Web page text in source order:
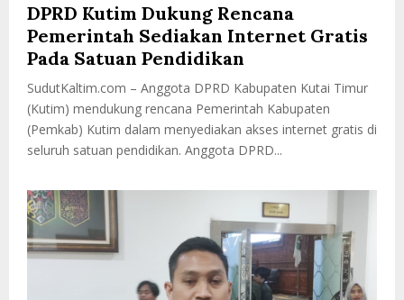
DPRD Kutim Dukung Rencana
Pemerintah Sediakan Internet Gratis
Pada Satuan Pendidikan
SudutKaltim.com – Anggota DPRD Kabupaten Kutai Timur
(Kutim) mendukung rencana Pemerintah Kabupaten
(Pemkab) Kutim dalam menyediakan akses internet gratis di
seluruh satuan pendidikan. Anggota DPRD...